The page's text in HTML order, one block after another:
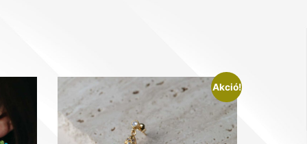
Akció!